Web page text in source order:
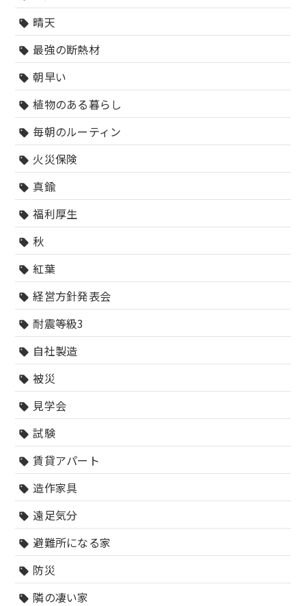
sell 晴天
sell 最強の断熱材
sell 朝早い
sell 植物のある暮らし
sell 毎朝のルーティン
sell 火災保険
sell 真鍮
sell 福利厚生
sell 秋
sell 紅葉
sell 経営方針発表会
sell 耐震等級3
sell 自社製造
sell 被災
sell 見学会
sell 試験
sell 賃貸アパート
sell 造作家具
sell 遠足気分
sell 避難所になる家
sell 防災
sell 隣の凄い家